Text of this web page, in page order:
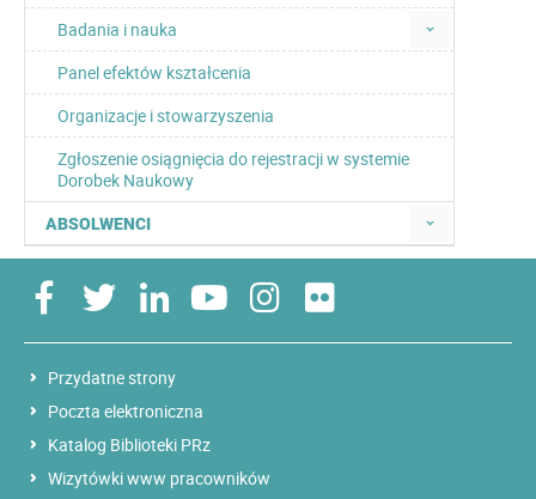
Badania i nauka
Panel efektów kształcenia
Organizacje i stowarzyszenia
Zgłoszenie osiągnięcia do rejestracji w systemie
Dorobek Naukowy
ABSOLWENCI
Przydatne strony
Poczta elektroniczna
Katalog Biblioteki PRz
Wizytówki www pracowników